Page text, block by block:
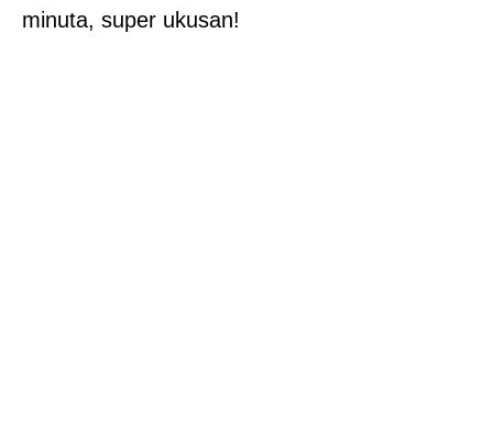
minuta, super ukusan!